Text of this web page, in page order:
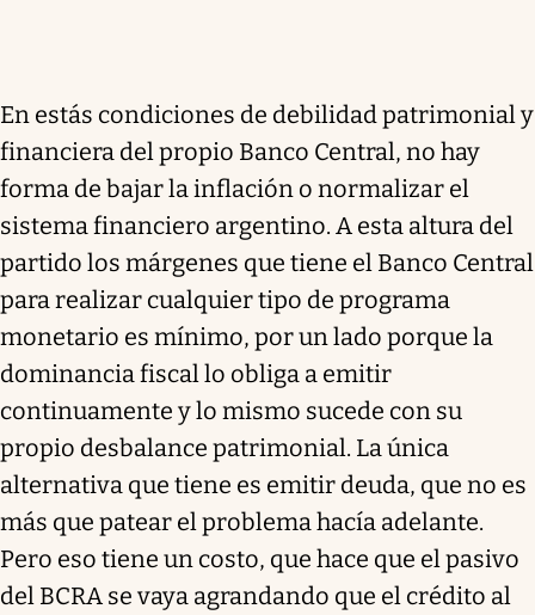
En estás condiciones de debilidad patrimonial y
financiera del propio Banco Central, no hay
forma de bajar la inflación o normalizar el
sistema financiero argentino. A esta altura del
partido los márgenes que tiene el Banco Central
para realizar cualquier tipo de programa
monetario es mínimo, por un lado porque la
dominancia fiscal lo obliga a emitir
continuamente y lo mismo sucede con su
propio desbalance patrimonial. La única
alternativa que tiene es emitir deuda, que no es
más que patear el problema hacía adelante.
Pero eso tiene un costo, que hace que el pasivo
del BCRA se vaya agrandando que el crédito al